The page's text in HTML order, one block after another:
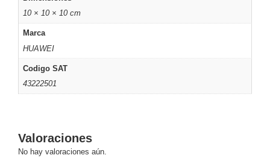
Analógicas
TVI / AHD
/ CVI
Drones,
Robots e
Industrial
Energía
Adaptadores
10 × 10 × 10 cm
Marca
HUAWEI
Codigo SAT
43222501
Valoraciones
No hay valoraciones aún.